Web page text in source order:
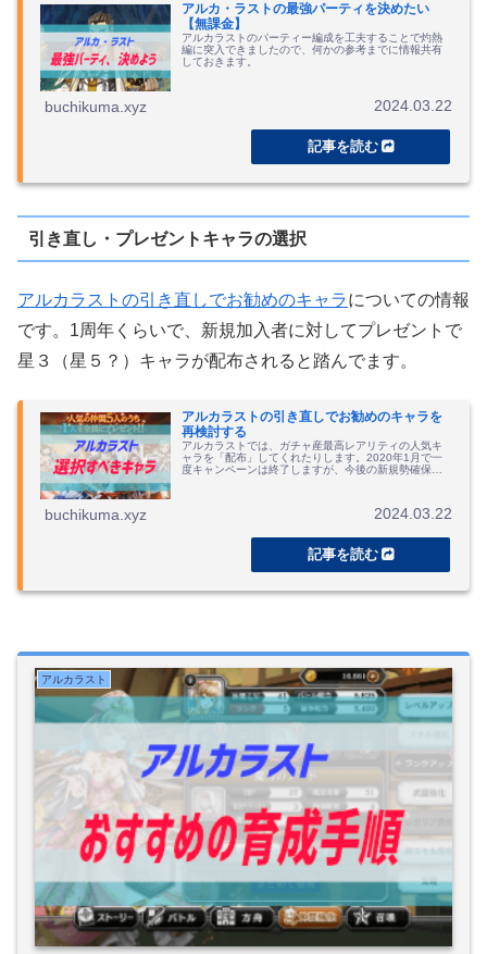
アルカ・ラストの最強パーティを決めたい
【無課金】
アルカラストのパーティー編成を工夫することで灼熱
編に突入できましたので、何かの参考までに情報共有
しておきます。
buchikuma.xyz 2024.03.22
引き直し・プレゼントキャラの選択
アルカラストの引き直しでお勧めのキャラについての情報
です。1周年くらいで、新規加入者に対してプレゼントで
星３（星５？）キャラが配布されると踏んでます。
アルカラストの引き直しでお勧めのキャラを
再検討する
アルカラストでは、ガチャ産最高レアリティの人気キ
ャラを「配布」してくれたりします。2020年1月で一
度キャンペーンは終了しますが、今後の新規勢確保の
buchikuma.xyz 2024.03.22
アルカラスト